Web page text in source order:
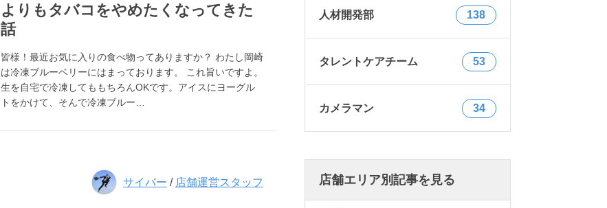
よりもタバコをやめたくなってきた
話
皆様！最近お気に入りの食べ物ってありますか？ わたし岡崎
は冷凍ブルーベリーにはまっております。 これ旨いですよ。
生を自宅で冷凍してももちろんOKです。アイスにヨーグル
トをかけて、そんで冷凍ブルー…
サイバー / 店舗運営スタッフ
人材開発部 138
タレントケアチーム 53
カメラマン 34
店舗エリア別記事を見る